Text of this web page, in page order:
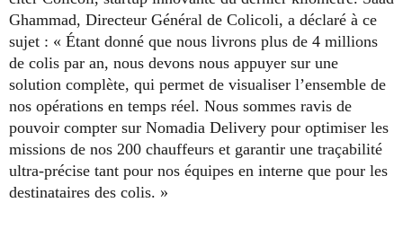
Ghammad, Directeur Général de Colicoli, a déclaré à ce
sujet : « Étant donné que nous livrons plus de 4 millions
de colis par an, nous devons nous appuyer sur une
solution complète, qui permet de visualiser l’ensemble de
nos opérations en temps réel. Nous sommes ravis de
pouvoir compter sur Nomadia Delivery pour optimiser les
missions de nos 200 chauffeurs et garantir une traçabilité
ultra-précise tant pour nos équipes en interne que pour les
destinataires des colis. »